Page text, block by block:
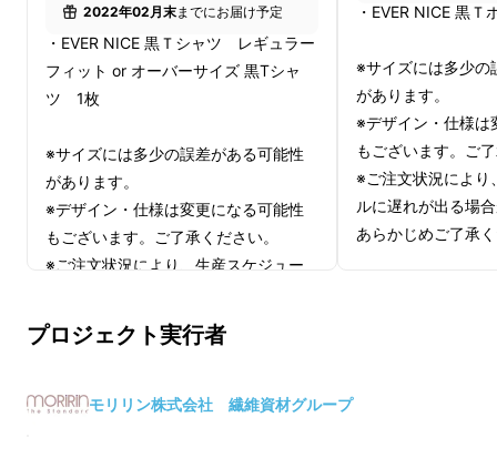
2022年02月末までにお届け予定
・EVER NICE 黒Ｔシャツ レギュラー
フィット or オーバーサイズ 黒Tシャ
ツ 1枚
※サイズには多少の誤差がある可能性
があります。
※デザイン・仕様は変更になる可能性
もございます。ご了承ください。
※ご注文状況により、生産スケジュー
あらかじめご了承ください。
・EVER NICE 黒
※サイズには多少の
があります。
※デザイン・仕様は
もございます。ご
※ご注文状況により
ルに遅れが出る場
あらかじめご了承
プロジェクト実行者
モリリン株式会社 繊維資材グループ